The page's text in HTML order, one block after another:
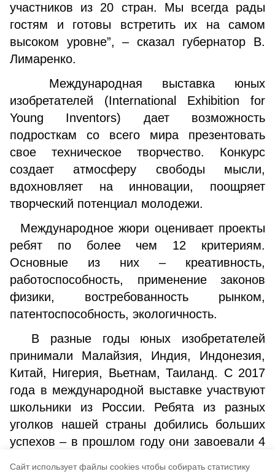
Cайт использует файлы cookies чтобы собирать статистику
участников из 20 стран. Мы всегда рады
гостям и готовы встретить их на самом
высоком уровне”, – сказал губернатор В.
Лимаренко.
Международная выставка юных
изобретателей (International Exhibition for
Young Inventors) дает возможность
подросткам со всего мира презентовать
свое техническое творчество. Конкурс
создает атмосферу свободы мысли,
вдохновляет на инновации, поощряет
творческий потенциал молодежи.
Международное жюри оценивает проекты
ребят по более чем 12 критериям.
Основные из них – креативность,
работоспособность, применение законов
физики, востребованность рынком,
патентоспособность, экологичность.
В разные годы юных изобретателей
принимали Малайзия, Индия, Индонезия,
Китай, Нигерия, Вьетнам, Таиланд. С 2017
года в международной выставке участвуют
школьники из России. Ребята из разных
уголков нашей страны добились больших
успехов – в прошлом году они завоевали 4